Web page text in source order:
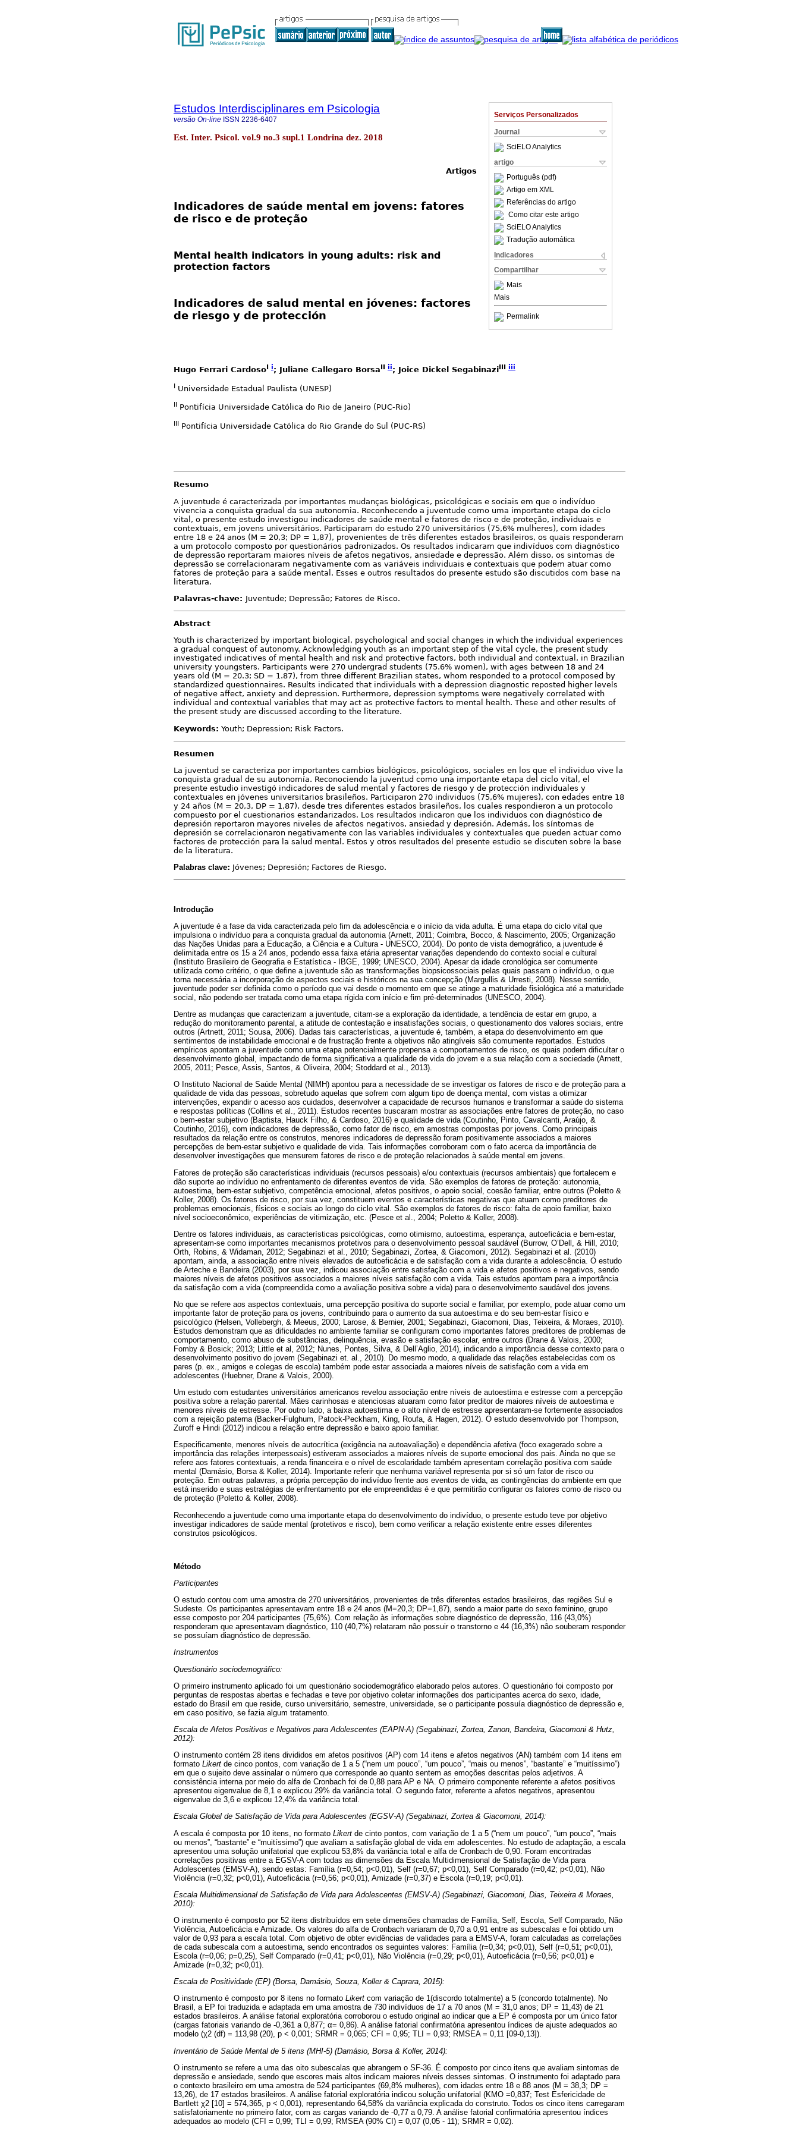
Serviços Personalizados
Journal
SciELO Analytics
artigo
Português (pdf)
Artigo em XML
Referências do artigo
Como citar este artigo
SciELO Analytics
Tradução automática
Indicadores
Compartilhar
Mais
Mais
Permalink
Estudos Interdisciplinares em Psicologia
versão On-line ISSN 2236-6407
Est. Inter. Psicol. vol.9 no.3 supl.1 Londrina dez. 2018
Artigos
Indicadores de saúde mental em jovens: fatores
de risco e de proteção
Mental health indicators in young adults: risk and
protection factors
Indicadores de salud mental en jóvenes: factores
de riesgo y de protección
Hugo Ferrari CardosoI i; Juliane Callegaro BorsaII ii; Joice Dickel SegabinaziIII iii
I Universidade Estadual Paulista (UNESP)
II Pontifícia Universidade Católica do Rio de Janeiro (PUC-Rio)
III Pontifícia Universidade Católica do Rio Grande do Sul (PUC-RS)
Resumo
A juventude é caracterizada por importantes mudanças biológicas, psicológicas e sociais em que o indivíduo
vivencia a conquista gradual da sua autonomia. Reconhecendo a juventude como uma importante etapa do ciclo
vital, o presente estudo investigou indicadores de saúde mental e fatores de risco e de proteção, individuais e
contextuais, em jovens universitários. Participaram do estudo 270 universitários (75,6% mulheres), com idades
entre 18 e 24 anos (M = 20,3; DP = 1,87), provenientes de três diferentes estados brasileiros, os quais responderam
a um protocolo composto por questionários padronizados. Os resultados indicaram que indivíduos com diagnóstico
de depressão reportaram maiores níveis de afetos negativos, ansiedade e depressão. Além disso, os sintomas de
depressão se correlacionaram negativamente com as variáveis individuais e contextuais que podem atuar como
fatores de proteção para a saúde mental. Esses e outros resultados do presente estudo são discutidos com base na
literatura.
Palavras-chave: Juventude; Depressão; Fatores de Risco.
Abstract
Youth is characterized by important biological, psychological and social changes in which the individual experiences
a gradual conquest of autonomy. Acknowledging youth as an important step of the vital cycle, the present study
investigated indicatives of mental health and risk and protective factors, both individual and contextual, in Brazilian
university youngsters. Participants were 270 undergrad students (75.6% women), with ages between 18 and 24
years old (M = 20.3; SD = 1.87), from three different Brazilian states, whom responded to a protocol composed by
standardized questionnaires. Results indicated that individuals with a depression diagnostic reposted higher levels
of negative affect, anxiety and depression. Furthermore, depression symptoms were negatively correlated with
individual and contextual variables that may act as protective factors to mental health. These and other results of
the present study are discussed according to the literature.
Keywords: Youth; Depression; Risk Factors.
Resumen
La juventud se caracteriza por importantes cambios biológicos, psicológicos, sociales en los que el individuo vive la
conquista gradual de su autonomía. Reconociendo la juventud como una importante etapa del ciclo vital, el
presente estudio investigó indicadores de salud mental y factores de riesgo y de protección individuales y
contextuales en jóvenes universitarios brasileños. Participaron 270 individuos (75,6% mujeres), con edades entre 18
y 24 años (M = 20,3, DP = 1,87), desde tres diferentes estados brasileños, los cuales respondieron a un protocolo
compuesto por el cuestionarios estandarizados. Los resultados indicaron que los individuos con diagnóstico de
depresión reportaron mayores niveles de afectos negativos, ansiedad y depresión. Además, los síntomas de
depresión se correlacionaron negativamente con las variables individuales y contextuales que pueden actuar como
factores de protección para la salud mental. Estos y otros resultados del presente estudio se discuten sobre la base
de la literatura.
Palabras clave: Jóvenes; Depresión; Factores de Riesgo.
Introdução
A juventude é a fase da vida caracterizada pelo fim da adolescência e o início da vida adulta. É uma etapa do ciclo vital que
impulsiona o indivíduo para a conquista gradual da autonomia (Arnett, 2011; Coimbra, Bocco, & Nascimento, 2005; Organização
das Nações Unidas para a Educação, a Ciência e a Cultura - UNESCO, 2004). Do ponto de vista demográfico, a juventude é
delimitada entre os 15 a 24 anos, podendo essa faixa etária apresentar variações dependendo do contexto social e cultural
(Instituto Brasileiro de Geografia e Estatística - IBGE, 1999; UNESCO, 2004). Apesar da idade cronológica ser comumente
utilizada como critério, o que define a juventude são as transformações biopsicossociais pelas quais passam o indivíduo, o que
torna necessária a incorporação de aspectos sociais e históricos na sua concepção (Margullis & Urresti, 2008). Nesse sentido,
juventude poder ser definida como o período que vai desde o momento em que se atinge a maturidade fisiológica até a maturidade
social, não podendo ser tratada como uma etapa rígida com início e fim pré-determinados (UNESCO, 2004).
Dentre as mudanças que caracterizam a juventude, citam-se a exploração da identidade, a tendência de estar em grupo, a
redução do monitoramento parental, a atitude de contestação e insatisfações sociais, o questionamento dos valores sociais, entre
outros (Artnett, 2011; Sousa, 2006). Dadas tais características, a juventude é, também, a etapa do desenvolvimento em que
sentimentos de instabilidade emocional e de frustração frente a objetivos não atingíveis são comumente reportados. Estudos
empíricos apontam a juventude como uma etapa potencialmente propensa a comportamentos de risco, os quais podem dificultar o
desenvolvimento global, impactando de forma significativa a qualidade de vida do jovem e a sua relação com a sociedade (Arnett,
2005, 2011; Pesce, Assis, Santos, & Oliveira, 2004; Stoddard et al., 2013).
O Instituto Nacional de Saúde Mental (NIMH) apontou para a necessidade de se investigar os fatores de risco e de proteção para a
qualidade de vida das pessoas, sobretudo aquelas que sofrem com algum tipo de doença mental, com vistas a otimizar
intervenções, expandir o acesso aos cuidados, desenvolver a capacidade de recursos humanos e transformar a saúde do sistema
e respostas políticas (Collins et al., 2011). Estudos recentes buscaram mostrar as associações entre fatores de proteção, no caso
o bem-estar subjetivo (Baptista, Hauck Filho, & Cardoso, 2016) e qualidade de vida (Coutinho, Pinto, Cavalcanti, Araújo, &
Coutinho, 2016), com indicadores de depressão, como fator de risco, em amostras compostas por jovens. Como principais
resultados da relação entre os construtos, menores indicadores de depressão foram positivamente associados a maiores
percepções de bem-estar subjetivo e qualidade de vida. Tais informações corroboram com o fato acerca da importância de
desenvolver investigações que mensurem fatores de risco e de proteção relacionados à saúde mental em jovens.
Fatores de proteção são características individuais (recursos pessoais) e/ou contextuais (recursos ambientais) que fortalecem e
dão suporte ao indivíduo no enfrentamento de diferentes eventos de vida. São exemplos de fatores de proteção: autonomia,
autoestima, bem-estar subjetivo, competência emocional, afetos positivos, o apoio social, coesão familiar, entre outros (Poletto &
Koller, 2008). Os fatores de risco, por sua vez, constituem eventos e características negativas que atuam como preditores de
problemas emocionais, físicos e sociais ao longo do ciclo vital. São exemplos de fatores de risco: falta de apoio familiar, baixo
nível socioeconômico, experiências de vitimização, etc. (Pesce et al., 2004; Poletto & Koller, 2008).
Dentre os fatores individuais, as características psicológicas, como otimismo, autoestima, esperança, autoeficácia e bem-estar,
apresentam-se como importantes mecanismos protetivos para o desenvolvimento pessoal saudável (Burrow, O’Dell, & Hill, 2010;
Orth, Robins, & Widaman, 2012; Segabinazi et al., 2010; Segabinazi, Zortea, & Giacomoni, 2012). Segabinazi et al. (2010)
apontam, ainda, a associação entre níveis elevados de autoeficácia e de satisfação com a vida durante a adolescência. O estudo
de Arteche e Bandeira (2003), por sua vez, indicou associação entre satisfação com a vida e afetos positivos e negativos, sendo
maiores níveis de afetos positivos associados a maiores níveis satisfação com a vida. Tais estudos apontam para a importância
da satisfação com a vida (compreendida como a avaliação positiva sobre a vida) para o desenvolvimento saudável dos jovens.
No que se refere aos aspectos contextuais, uma percepção positiva do suporte social e familiar, por exemplo, pode atuar como um
importante fator de proteção para os jovens, contribuindo para o aumento da sua autoestima e do seu bem-estar físico e
psicológico (Helsen, Vollebergh, & Meeus, 2000; Larose, & Bernier, 2001; Segabinazi, Giacomoni, Dias, Teixeira, & Moraes, 2010).
Estudos demonstram que as dificuldades no ambiente familiar se configuram como importantes fatores preditores de problemas de
comportamento, como abuso de substâncias, delinquência, evasão e satisfação escolar, entre outros (Drane & Valois, 2000;
Fomby & Bosick; 2013; Little et al, 2012; Nunes, Pontes, Silva, & Dell’Aglio, 2014), indicando a importância desse contexto para o
desenvolvimento positivo do jovem (Segabinazi et. al., 2010). Do mesmo modo, a qualidade das relações estabelecidas com os
pares (p. ex., amigos e colegas de escola) também pode estar associada a maiores níveis de satisfação com a vida em
adolescentes (Huebner, Drane & Valois, 2000).
Um estudo com estudantes universitários americanos revelou associação entre níveis de autoestima e estresse com a percepção
positiva sobre a relação parental. Mães carinhosas e atenciosas atuaram como fator preditor de maiores níveis de autoestima e
menores níveis de estresse. Por outro lado, a baixa autoestima e o alto nível de estresse apresentaram-se fortemente associados
com a rejeição paterna (Backer-Fulghum, Patock-Peckham, King, Roufa, & Hagen, 2012). O estudo desenvolvido por Thompson,
Zuroff e Hindi (2012) indicou a relação entre depressão e baixo apoio familiar.
Especificamente, menores níveis de autocrítica (exigência na autoavaliação) e dependência afetiva (foco exagerado sobre a
importância das relações interpessoais) estiveram associados a maiores níveis de suporte emocional dos pais. Ainda no que se
refere aos fatores contextuais, a renda financeira e o nível de escolaridade também apresentam correlação positiva com saúde
mental (Damásio, Borsa & Koller, 2014). Importante referir que nenhuma variável representa por si só um fator de risco ou
proteção. Em outras palavras, a própria percepção do indivíduo frente aos eventos de vida, as contingências do ambiente em que
está inserido e suas estratégias de enfrentamento por ele empreendidas é e que permitirão configurar os fatores como de risco ou
de proteção (Poletto & Koller, 2008).
Reconhecendo a juventude como uma importante etapa do desenvolvimento do indivíduo, o presente estudo teve por objetivo
investigar indicadores de saúde mental (protetivos e risco), bem como verificar a relação existente entre esses diferentes
construtos psicológicos.
Método
Participantes
O estudo contou com uma amostra de 270 universitários, provenientes de três diferentes estados brasileiros, das regiões Sul e
Sudeste. Os participantes apresentavam entre 18 e 24 anos (M=20,3; DP=1,87), sendo a maior parte do sexo feminino, grupo
esse composto por 204 participantes (75,6%). Com relação às informações sobre diagnóstico de depressão, 116 (43,0%)
responderam que apresentavam diagnóstico, 110 (40,7%) relataram não possuir o transtorno e 44 (16,3%) não souberam responder
se possuíam diagnóstico de depressão.
Instrumentos
Questionário sociodemográfico:
O primeiro instrumento aplicado foi um questionário sociodemográfico elaborado pelos autores. O questionário foi composto por
perguntas de respostas abertas e fechadas e teve por objetivo coletar informações dos participantes acerca do sexo, idade,
estado do Brasil em que reside, curso universitário, semestre, universidade, se o participante possuía diagnóstico de depressão e,
em caso positivo, se fazia algum tratamento.
Escala de Afetos Positivos e Negativos para Adolescentes (EAPN-A) (Segabinazi, Zortea, Zanon, Bandeira, Giacomoni & Hutz,
2012):
O instrumento contém 28 itens divididos em afetos positivos (AP) com 14 itens e afetos negativos (AN) também com 14 itens em
formato Likert de cinco pontos, com variação de 1 a 5 (“nem um pouco”, “um pouco”, “mais ou menos”, “bastante” e “muitíssimo”)
em que o sujeito deve assinalar o número que corresponde ao quanto sentem as emoções descritas pelos adjetivos. A
consistência interna por meio do alfa de Cronbach foi de 0,88 para AP e NA. O primeiro componente referente a afetos positivos
apresentou eigenvalue de 8,1 e explicou 29% da variância total. O segundo fator, referente a afetos negativos, apresentou
eigenvalue de 3,6 e explicou 12,4% da variância total.
Escala Global de Satisfação de Vida para Adolescentes (EGSV-A) (Segabinazi, Zortea & Giacomoni, 2014):
A escala é composta por 10 itens, no formato Likert de cinto pontos, com variação de 1 a 5 (“nem um pouco”, “um pouco”, “mais
ou menos”, “bastante” e “muitíssimo”) que avaliam a satisfação global de vida em adolescentes. No estudo de adaptação, a escala
apresentou uma solução unifatorial que explicou 53,8% da variância total e alfa de Cronbach de 0,90. Foram encontradas
correlações positivas entre a EGSV-A com todas as dimensões da Escala Multidimensional de Satisfação de Vida para
Adolescentes (EMSV-A), sendo estas: Família (r=0,54; p<0,01), Self (r=0,67; p<0,01), Self Comparado (r=0,42; p<0,01), Não
Violência (r=0,32; p<0,01), Autoeficácia (r=0,56; p<0,01), Amizade (r=0,37) e Escola (r=0,19; p<0,01).
Escala Multidimensional de Satisfação de Vida para Adolescentes (EMSV-A) (Segabinazi, Giacomoni, Dias, Teixeira & Moraes,
2010):
O instrumento é composto por 52 itens distribuídos em sete dimensões chamadas de Família, Self, Escola, Self Comparado, Não
Violência, Autoeficácia e Amizade. Os valores do alfa de Cronbach variaram de 0,70 a 0,91 entre as subescalas e foi obtido um
valor de 0,93 para a escala total. Com objetivo de obter evidências de validades para a EMSV-A, foram calculadas as correlações
de cada subescala com a autoestima, sendo encontrados os seguintes valores: Família (r=0,34; p<0,01), Self (r=0,51; p<0,01),
Escola (r=0,06; p=0,25), Self Comparado (r=0,41; p<0,01), Não Violência (r=0,29; p<0,01), Autoeficácia (r=0,56; p<0,01) e
Amizade (r=0,32; p<0,01).
Escala de Positividade (EP) (Borsa, Damásio, Souza, Koller & Caprara, 2015):
O instrumento é composto por 8 itens no formato Likert com variação de 1(discordo totalmente) a 5 (concordo totalmente). No
Brasil, a EP foi traduzida e adaptada em uma amostra de 730 indivíduos de 17 a 70 anos (M = 31,0 anos; DP = 11,43) de 21
estados brasileiros. A análise fatorial exploratória corroborou o estudo original ao indicar que a EP é composta por um único fator
(cargas fatoriais variando de -0,361 a 0,877; α= 0,86). A análise fatorial confirmatória apresentou índices de ajuste adequados ao
modelo (χ2 (df) = 113,98 (20), p < 0,001; SRMR = 0,065; CFI = 0,95; TLI = 0,93; RMSEA = 0,11 [09-0,13]).
Inventário de Saúde Mental de 5 itens (MHI-5) (Damásio, Borsa & Koller, 2014):
O instrumento se refere a uma das oito subescalas que abrangem o SF-36. É composto por cinco itens que avaliam sintomas de
depressão e ansiedade, sendo que escores mais altos indicam maiores níveis desses sintomas. O instrumento foi adaptado para
o contexto brasileiro em uma amostra de 524 participantes (69,8% mulheres), com idades entre 18 e 88 anos (M = 38,3; DP =
13,26), de 17 estados brasileiros. A análise fatorial exploratória indicou solução unifatorial (KMO =0,837; Test Esfericidade de
Bartlett χ2 [10] = 574,365, p < 0,001), representando 64,58% da variância explicada do construto. Todos os cinco itens carregaram
satisfatoriamente no primeiro fator, com as cargas variando de -0,77 a 0,79. A análise fatorial confirmatória apresentou índices
adequados ao modelo (CFI = 0,99; TLI = 0,99; RMSEA (90% CI) = 0,07 (0,05 - 11); SRMR = 0,02).